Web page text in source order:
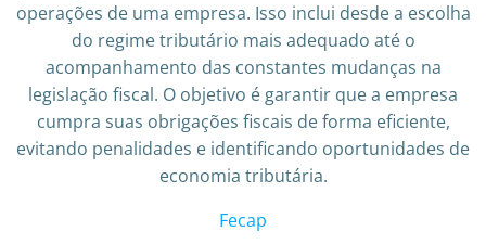
operações de uma empresa. Isso inclui desde a escolha
do regime tributário mais adequado até o
acompanhamento das constantes mudanças na
legislação fiscal. O objetivo é garantir que a empresa
cumpra suas obrigações fiscais de forma eficiente,
evitando penalidades e identificando oportunidades de
economia tributária.
Fecap